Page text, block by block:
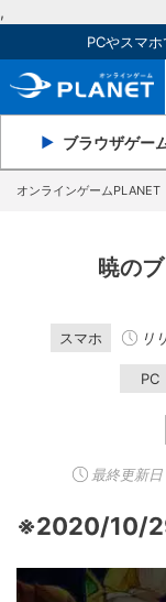
,
PCやスマ
ブラウザゲー
オンラインゲームPLANET
暁の
スマホ リ
PC
最終更新日
※2020/10/